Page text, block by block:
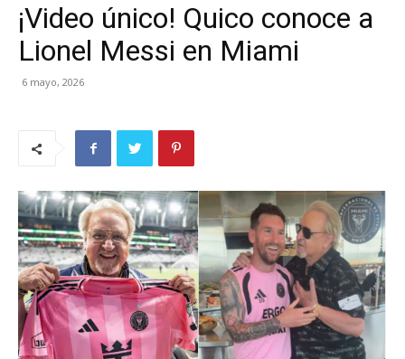
¡Video único! Quico conoce a
Lionel Messi en Miami
6 mayo, 2026